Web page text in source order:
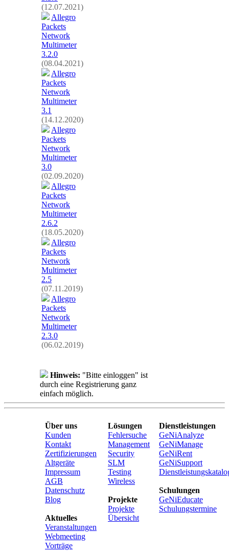
(12.07.2021)
Allegro
Packets
Network
Multimeter
3.2.0
(08.04.2021)
Allegro
Packets
Network
Multimeter
3.1
(14.12.2020)
Allegro
Packets
Network
Multimeter
3.0
(02.09.2020)
Allegro
Packets
Network
Multimeter
2.6.2
(18.05.2020)
Allegro
Packets
Network
Multimeter
2.5
(07.11.2019)
Allegro
Packets
Network
Multimeter
2.3.0
(06.02.2019)
Hinweis: "Bitte einloggen" ist
durch eine Registrierung ganz
einfach möglich.
Über uns
Kunden
Kontakt
Zertifizierungen
Altgeräte
Impressum
AGB
Datenschutz
Blog
Aktuelles
Veranstaltungen
Webmeeting
Vorträge
Lösungen
Fehlersuche
Management
Security
SLM
Testing
Wireless
Projekte
Projekte
Übersicht
Dienstleistungen
GeNiAnalyze
GeNiManage
GeNiRent
GeNiSupport
Schulungen
GeNiEducate
Schulungstermine